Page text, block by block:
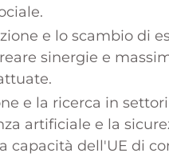
e lo scambio di
sinergie e
e la ricerca in
artificiale e la
capacità dell'UE di